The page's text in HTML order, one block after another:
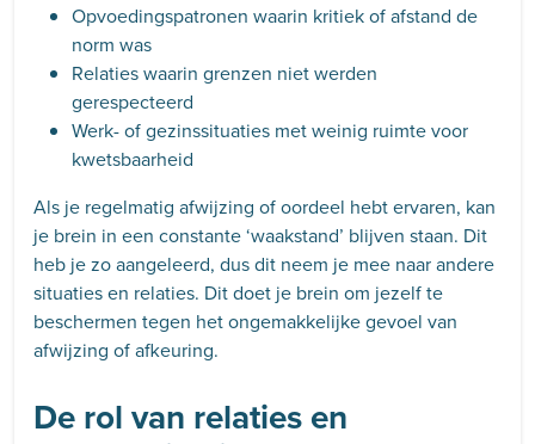
Opvoedingspatronen waarin kritiek of afstand de
norm was
Relaties waarin grenzen niet werden
gerespecteerd
Werk- of gezinssituaties met weinig ruimte voor
kwetsbaarheid
Als je regelmatig afwijzing of oordeel hebt ervaren, kan
je brein in een constante ‘waakstand’ blijven staan. Dit
heb je zo aangeleerd, dus dit neem je mee naar andere
situaties en relaties. Dit doet je brein om jezelf te
beschermen tegen het ongemakkelijke gevoel van
afwijzing of afkeuring.
De rol van relaties en